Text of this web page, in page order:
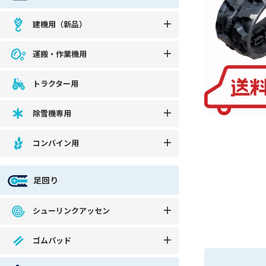
建機用（新品）
運搬・作業機用
トラクター用
除雪機専用
コンバイン用
足回り
シューリンクアッセン
ゴムパッド